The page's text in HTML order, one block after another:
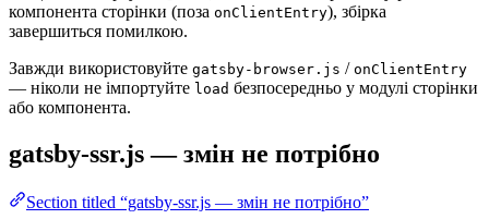
компонента сторінки (поза onClientEntry), збірка
завершиться помилкою.
Завжди використовуйте gatsby-browser.js / onClientEntry
— ніколи не імпортуйте load безпосередньо у модулі сторінки
або компонента.
gatsby-ssr.js — змін не потрібно
Section titled “gatsby-ssr.js — змін не потрібно”